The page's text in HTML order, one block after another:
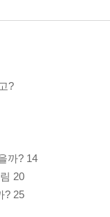
?
까? 14
20
? 25